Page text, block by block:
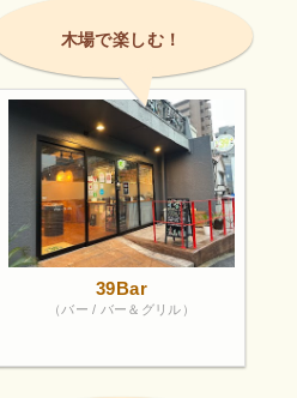
木場で楽しむ！
39Bar
（バー / バー＆グリル）